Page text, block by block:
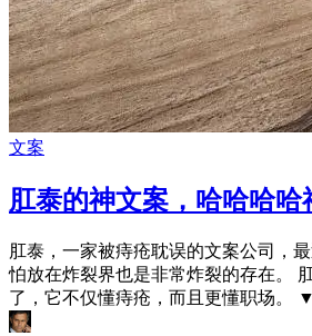
文案
肛泰的神文案，哈哈哈哈
肛泰，一家被痔疮耽误的文案公司，
怕放在炸裂界也是非常炸裂的存在。
了，它不仅懂痔疮，而且更懂职场。